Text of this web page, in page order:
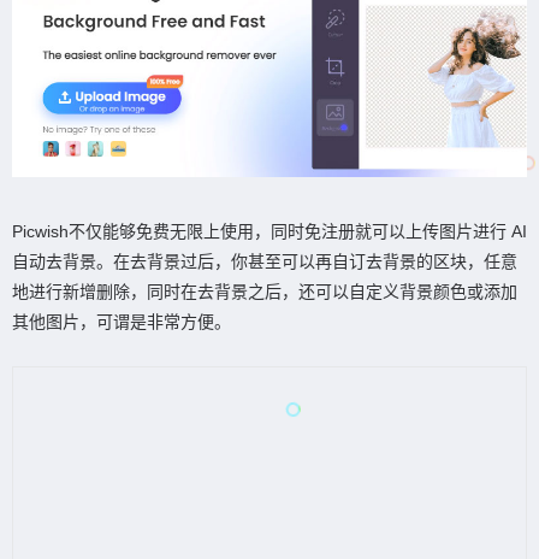
Picwish不仅能够免费无限上使用，同时免注册就可以上传图片进行 AI
自动去背景。在去背景过后，你甚至可以再自订去背景的区块，任意
地进行新增删除，同时在去背景之后，还可以自定义背景颜色或添加
其他图片，可谓是非常方便。